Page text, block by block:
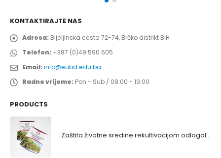
KONTAKTIRAJTE NAS
Adresa: Bijeljinska cesta 72-74, Brčko distrikt BiH
Telefon: +387 (0)49 590 605
Email:info@eubd.edu.ba
Radno vrijeme: Pon - Sub / 08:00 - 19:00
PRODUCTS
Zaštita životne sredine rekultivacijom odlagališta